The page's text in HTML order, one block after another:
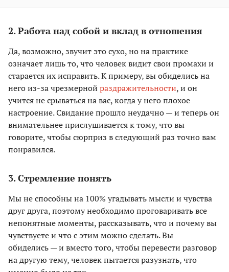
2. Работа над собой и вклад в отношения
Да, возможно, звучит это сухо, но на практике
означает лишь то, что человек видит свои промахи и
старается их исправить. К примеру, вы обиделись на
него из-за чрезмерной раздражительности, и он
учится не срываться на вас, когда у него плохое
настроение. Свидание прошло неудачно — и теперь он
внимательнее прислушивается к тому, что вы
говорите, чтобы сюрприз в следующий раз точно вам
понравился.
3. Стремление понять
Мы не способны на 100% угадывать мысли и чувства
друг друга, поэтому необходимо проговаривать все
непонятные моменты, рассказывать, что и почему вы
чувствуете и что с этим можно сделать. Вы
обиделись — и вместо того, чтобы перевести разговор
на другую тему, человек пытается разузнать, что